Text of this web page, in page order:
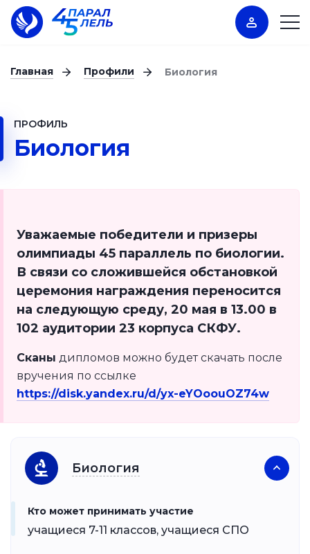
Главная Профили Биология
ПРОФИЛЬ
Биология
Уважаемые победители и призеры
олимпиады 45 параллель по биологии.
В связи со сложившейся обстановкой
церемония награждения переносится
на следующую среду, 20 мая в 13.00 в
102 аудитории 23 корпуса СКФУ.
Сканы дипломов можно будет скачать после
вручения по ссылке
https://disk.yandex.ru/d/yx-eYOoouOZ74w
Биология
Кто может принимать участие
учащиеся 7-11 классов, учащиеся СПО